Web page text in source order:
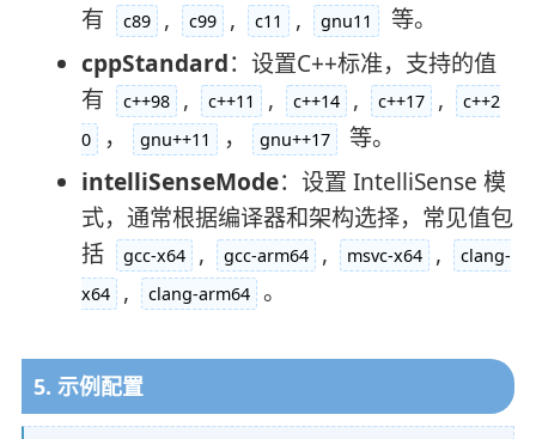
有
c89 , c99 , c11 , gnu11
等。
cppStandard：设置C++标准，支持的值
有
c++98 , c++11 , c++14 , c++17 ,
c++2
0
， gnu++11 ， gnu++17
等。
intelliSenseMode：设置 IntelliSense 模
式，通常根据编译器和架构选择，常见值包
括
gcc-x64 , gcc-arm64 , msvc-x64 ,
clang-
x64
, clang-arm64 。
5. 示例配置